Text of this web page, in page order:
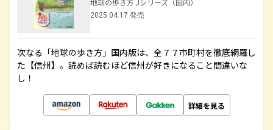
地球の歩き方 Jシリーズ（国内）
2025.04.17 発売
次なる「地球の歩き方」国内版は、全７７市町村を徹底網羅し
た【信州】。読めば読むほど信州が好きになること間違いな
し！
詳細を見る